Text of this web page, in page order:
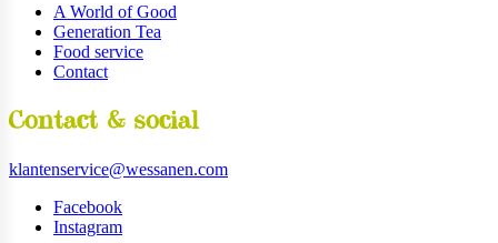
A World of Good
Generation Tea
Food service
Contact
Contact & social
klantenservice@wessanen.com
Facebook
Instagram